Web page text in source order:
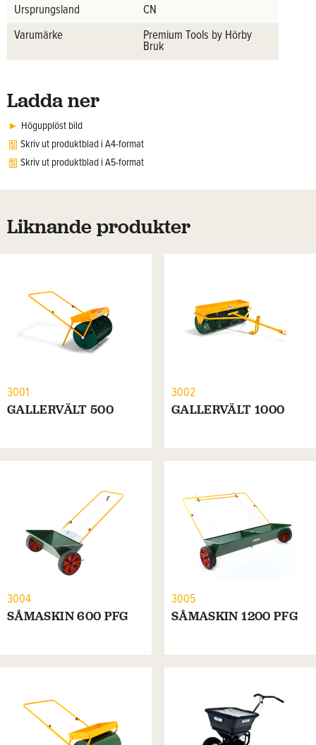
Ursprungsland
CN
Varumärke
Premium Tools by Hörby
Bruk
Ladda ner
Högupplöst bild
Skriv ut produktblad i A4-format
Skriv ut produktblad i A5-format
Liknande produkter
3001
GALLERVÄLT 500
3002
GALLERVÄLT 1000
3004
SÅMASKIN 600 PFG
3005
SÅMASKIN 1200 PFG